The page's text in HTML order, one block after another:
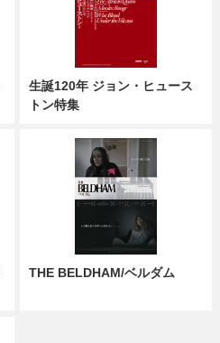
生誕120年 ジョン・ヒュース
トン特集
THE BELDHAM/ベルダム